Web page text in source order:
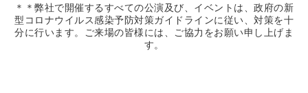
＊＊弊社で開催するすべての公演及び、イベントは、政府の新
型コロナウイルス感染予防対策ガイドラインに従い、対策を十
分に行います。ご来場の皆様には、ご協力をお願い申し上げま
す。